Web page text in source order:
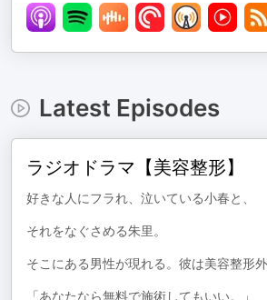
Latest Episodes
ラジオドラマ【美容整形】
好きな人にフラれ、泣いている小春と、
それをなぐさめる朱里。
そこにある男性が現れる。彼は美容整形
「あなたなら無料で施術してもいい。」